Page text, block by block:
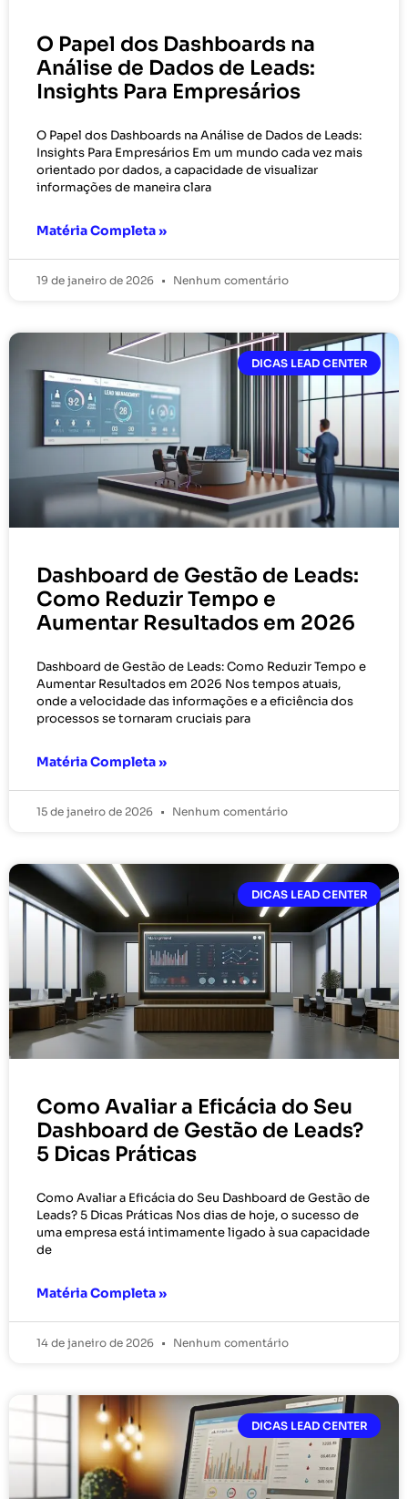
O Papel dos Dashboards na
Análise de Dados de Leads:
Insights Para Empresários
O Papel dos Dashboards na Análise de Dados de Leads:
Insights Para Empresários Em um mundo cada vez mais
orientado por dados, a capacidade de visualizar
informações de maneira clara
Matéria Completa »
19 de janeiro de 2026 Nenhum comentário
DICAS LEAD CENTER
Dashboard de Gestão de Leads:
Como Reduzir Tempo e
Aumentar Resultados em 2026
Dashboard de Gestão de Leads: Como Reduzir Tempo e
Aumentar Resultados em 2026 Nos tempos atuais,
onde a velocidade das informações e a eficiência dos
processos se tornaram cruciais para
Matéria Completa »
15 de janeiro de 2026 Nenhum comentário
DICAS LEAD CENTER
Como Avaliar a Eficácia do Seu
Dashboard de Gestão de Leads?
5 Dicas Práticas
Como Avaliar a Eficácia do Seu Dashboard de Gestão de
Leads? 5 Dicas Práticas Nos dias de hoje, o sucesso de
uma empresa está intimamente ligado à sua capacidade
de
Matéria Completa »
14 de janeiro de 2026 Nenhum comentário
DICAS LEAD CENTER